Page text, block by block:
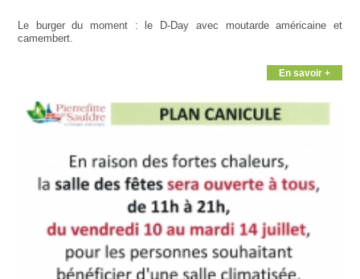
Le burger du moment : le D-Day avec moutarde américaine et
camembert.
En savoir +